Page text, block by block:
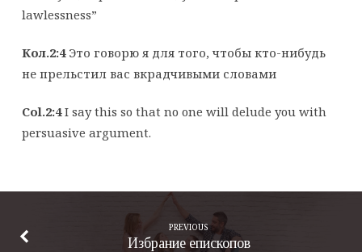
lawlessness”
Кол.2:4Это говорю я для того, чтобы кто-нибудь
не прельстил вас вкрадчивыми словами
Col.2:4I say this so that no one will delude you with
persuasive argument.
PREVIOUS
Избрание епископов